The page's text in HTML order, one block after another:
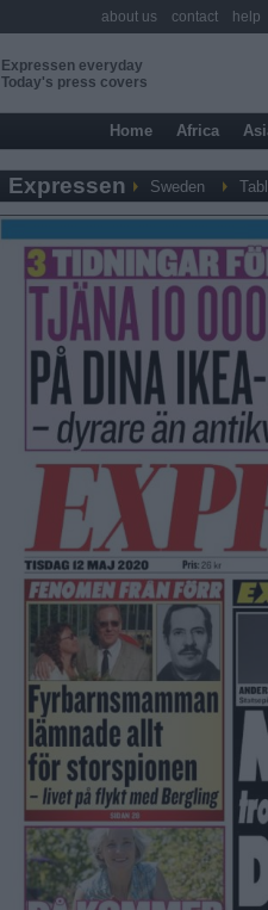
Expressen everyday
Today's press covers
Home Africa
Expressen Sweden
about us contact help